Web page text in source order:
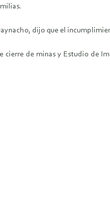
dijo que el
de minas y Estudio de